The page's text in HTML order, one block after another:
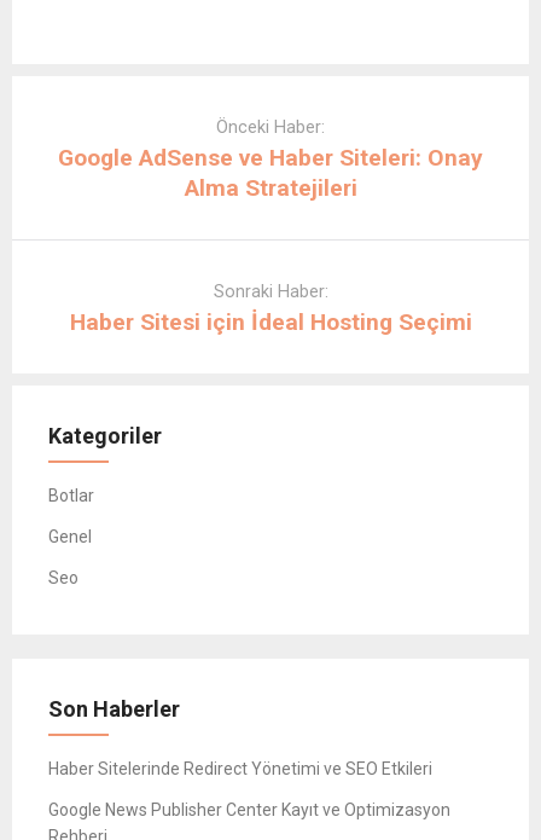
Önceki Haber:
Google AdSense ve Haber Siteleri: Onay
Alma Stratejileri
Sonraki Haber:
Haber Sitesi için İdeal Hosting Seçimi
Kategoriler
Botlar
Genel
Seo
Son Haberler
Haber Sitelerinde Redirect Yönetimi ve SEO Etkileri
Google News Publisher Center Kayıt ve Optimizasyon
Rehberi